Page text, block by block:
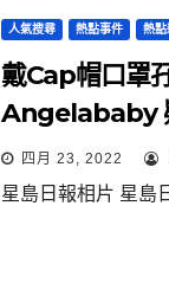
人氣搜尋 熱點事件 熱點
戴Cap帽口罩
Angelababy
四月 23, 2022
星島日報相片 星島